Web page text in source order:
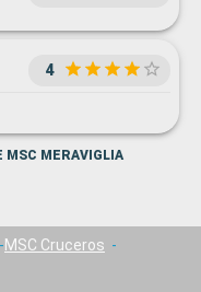
4
MSC MERAVIGLIA
MSC Cruceros